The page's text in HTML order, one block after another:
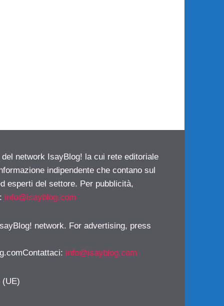
network IsayBlog! la cui rete editoriale
indipendente che contano sul
esperti del settore. Per pubblicità,
info@isayblog.com
network. For advertising, press
: info@isayblog.com
(UE)